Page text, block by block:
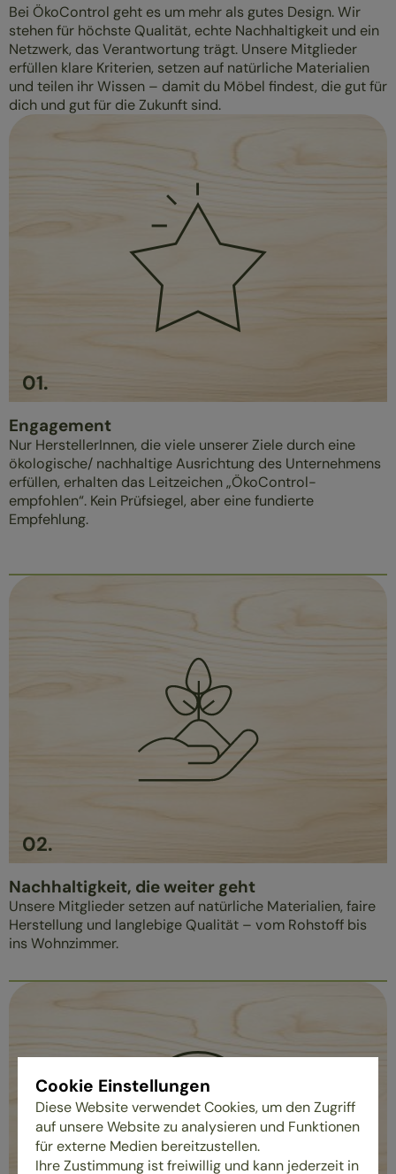
Bei ÖkoControl geht es um mehr als gutes Design. Wir
stehen für höchste Qualität, echte Nachhaltigkeit und ein
Netzwerk, das Verantwortung trägt. Unsere Mitglieder
erfüllen klare Kriterien, setzen auf natürliche Materialien
und teilen ihr Wissen – damit du Möbel findest, die gut für
dich und gut für die Zukunft sind.
01.
Engagement
Nur HerstellerInnen, die viele unserer Ziele durch eine
ökologische/ nachhaltige Ausrichtung des Unternehmens
erfüllen, erhalten das Leitzeichen „ÖkoControl-
empfohlen“. Kein Prüfsiegel, aber eine fundierte
Empfehlung.
02.
Nachhaltigkeit, die weiter geht
Unsere Mitglieder setzen auf natürliche Materialien, faire
Herstellung und langlebige Qualität – vom Rohstoff bis
ins Wohnzimmer.
Cookie Einstellungen
Diese Website verwendet Cookies, um den Zugriff
auf unsere Website zu analysieren und Funktionen
für externe Medien bereitzustellen.
Ihre Zustimmung ist freiwillig und kann jederzeit in